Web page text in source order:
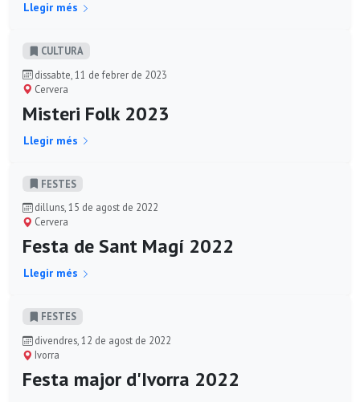
Llegir més
CULTURA
dissabte, 11 de febrer de 2023
Cervera
Misteri Folk 2023
Llegir més
FESTES
dilluns, 15 de agost de 2022
Cervera
Festa de Sant Magí 2022
Llegir més
FESTES
divendres, 12 de agost de 2022
Ivorra
Festa major d'Ivorra 2022